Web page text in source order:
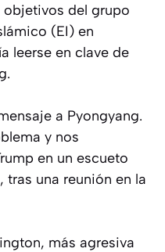
del grupo
(EI) en
leerse en clave de
a Pyongyang.
y nos
en un escueto
una reunión en la
más agresiva